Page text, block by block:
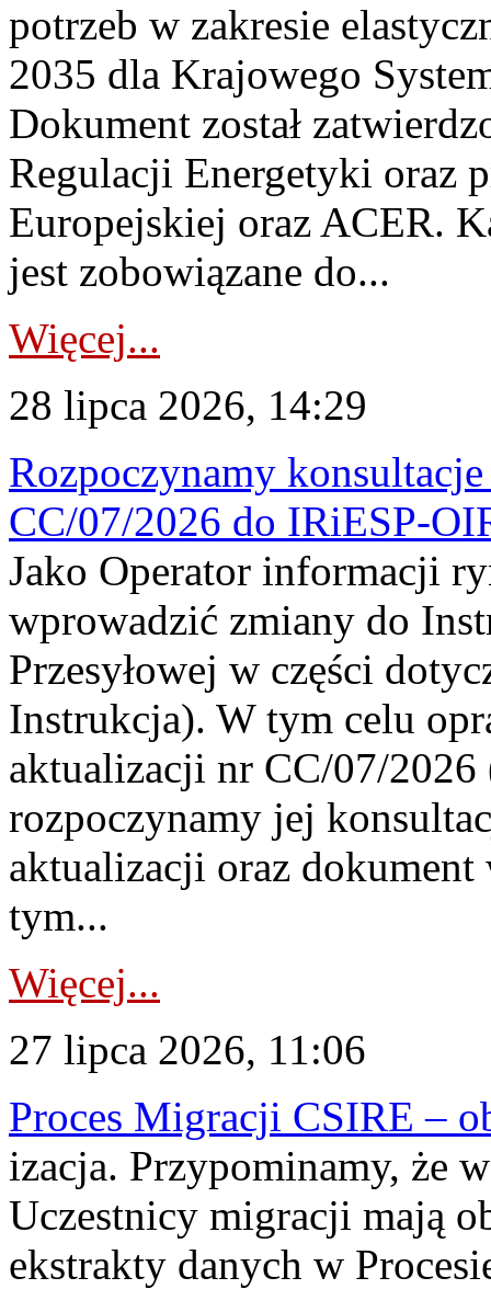
potrzeb w zakresie
2035 dla Krajowego
Dokument został
Regulacji Energetyki oraz
Europejskiej oraz ACER.
jest zobowiązane do...
Więcej...
28 lipca 2026, 14:29
Rozpoczynamy
CC/07/2026 do IRiESP-
Jako Operator informacji
wprowadzić zmiany do
Przesyłowej w części
Instrukcja). W tym celu
aktualizacji nr CC/07/
rozpoczynamy jej
aktualizacji oraz
tym...
Więcej...
27 lipca 2026, 11:06
Proces Migracji CSIRE –
izacja. Przypominamy, że
Uczestnicy migracji mają
ekstrakty danych w